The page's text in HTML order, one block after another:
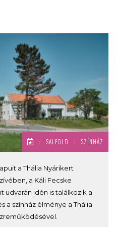
/ SALFÖLD / SZÍNHÁZ
a Thália Nyárikert
a Káli Fecske
udvarán idén is találkozik a
a színház élménye a Thália